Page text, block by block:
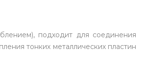
подходит для соединения
тонких металлических пластин